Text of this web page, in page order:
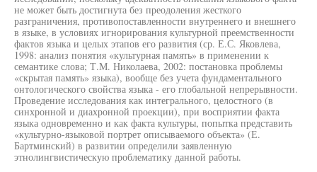
не может быть достигнута без преодоления жесткого
разграничения, противопоставленности внутреннего и внешнего
в языке, в условиях игнорирования культурной преемственности
фактов языка и целых этапов его развития (ср. Е.С. Яковлева,
1998: анализ понятия «культурная память» в применении к
семантике слова; Т.М. Николаева, 2002: постановка проблемы
«скрытая память» языка), вообще без учета фундаментального
онтологического свойства языка - его глобальной непрерывности.
Проведение исследования как интегрального, целостного (в
синхронной и диахронной проекции), при восприятии факта
языка одновременно и как факта культуры, попытка представить
«культурно-языковой портрет описываемого объекта» (Е.
Бартминский) в развитии определили заявленную
этнолингвистическую проблематику данной работы.